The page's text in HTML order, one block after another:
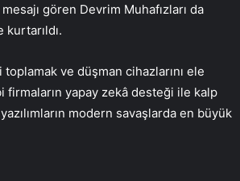
gören Devrim Muhafızları da
toplamak ve düşman cihazlarını ele
firmaların yapay zekâ desteği ile kalp
modern savaşlarda en büyük